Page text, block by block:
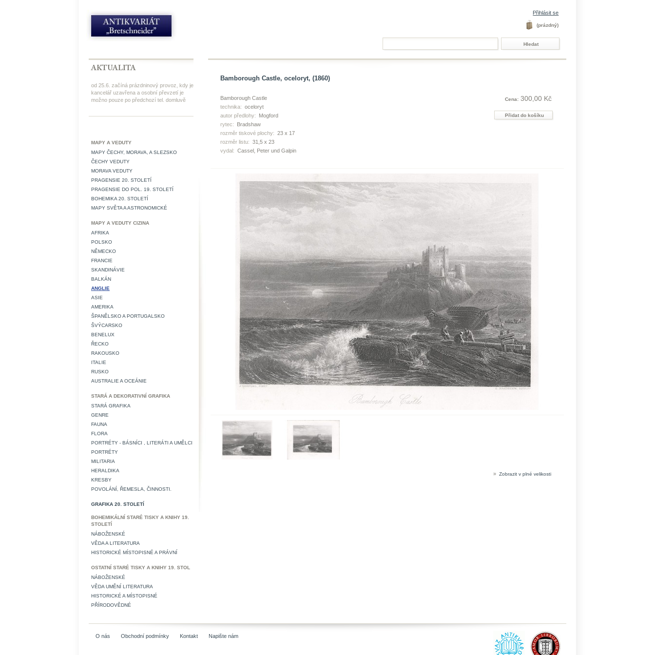
Přihlásit se
(prázdný)
od 25.6. začíná prázdninový provoz, kdy je
kancelář uzavřena a osobní převzetí je
možno pouze po předchozí tel. domluvě
MAPY A VEDUTY
MAPY ČECHY, MORAVA, A SLEZSKO
ČECHY VEDUTY
MORAVA VEDUTY
PRAGENSIE 20. STOLETÍ
PRAGENSIE DO POL. 19. STOLETÍ
BOHEMIKA 20. STOLETÍ
MAPY SVĚTA A ASTRONOMICKÉ
MAPY A VEDUTY CIZINA
AFRIKA
POLSKO
NĚMECKO
FRANCIE
SKANDINÁVIE
BALKÁN
ANGLIE
ASIE
AMERIKA
ŠPANĚLSKO A PORTUGALSKO
ŠVÝCARSKO
BENELUX
ŘECKO
RAKOUSKO
ITALIE
RUSKO
AUSTRALIE A OCEÁNIE
STARÁ A DEKORATIVNÍ GRAFIKA
STARÁ GRAFIKA
GENRE
FAUNA
FLORA
PORTRÉTY - BÁSNÍCI , LITERÁTI A UMĚLCI
PORTRÉTY
MILITARIA
HERALDIKA
KRESBY
POVOLÁNÍ, ŘEMESLA, ČINNOSTI.
GRAFIKA 20. STOLETÍ
BOHEMIKÁLNÍ STARÉ TISKY A KNIHY 19.
STOLETÍ
NÁBOŽENSKÉ
VĚDA A LITERATURA
HISTORICKÉ MÍSTOPISNÉ A PRÁVNÍ
OSTATNÍ STARÉ TISKY A KNIHY 19. STOL
NÁBOŽENSKÉ
VĚDA UMĚNÍ LITERATURA
HISTORICKÉ A MÍSTOPISNÉ
PŘÍRODOVĚDNÉ
Bamborough Castle, oceloryt, (1860)
Bamborough Castle
technika: oceloryt
autor předlohy:
Mogford
rytec:
Bradshaw
rozměr tiskové plochy: 23 x 17
rozměr listu: 31,5 x 23
vydal: Cassel, Peter und Galpin
Cena: 300,00 Kč
» Zobrazit v plné velikosti
O nás Obchodní podmínky Kontakt Napište nám